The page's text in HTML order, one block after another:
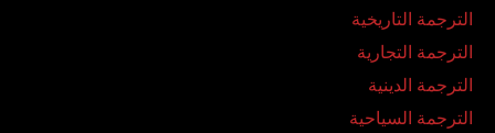
الترجمة التاريخية
الترجمة التجارية
الترجمة الدينية
الترجمة السياحية